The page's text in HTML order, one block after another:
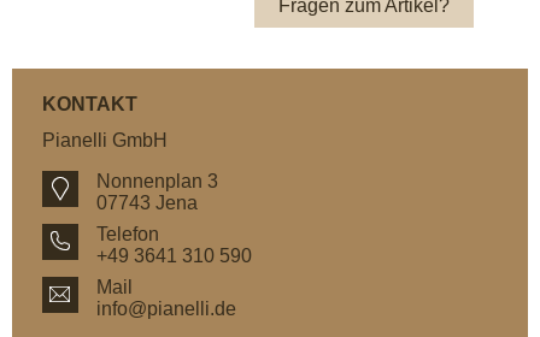
Fragen zum Artikel?
KONTAKT
Pianelli GmbH
Nonnenplan 3
07743 Jena
Telefon
+49 3641 310 590
Mail
info@pianelli.de